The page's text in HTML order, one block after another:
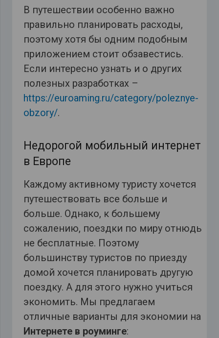
В путешествии особенно важно
правильно планировать расходы,
поэтому хотя бы одним подобным
приложением стоит обзавестись.
Если интересно узнать и о других
полезных разработках –
https://euroaming.ru/category/poleznye-
obzory/.
Недорогой мобильный интернет
в Европе
Каждому активному туристу хочется
путешествовать все больше и
больше. Однако, к большему
сожалению, поездки по миру отнюдь
не бесплатные. Поэтому
большинству туристов по приезду
домой хочется планировать другую
поездку. А для этого нужно учиться
экономить. Мы предлагаем
отличные варианты для экономии на
Интернете в роуминге: